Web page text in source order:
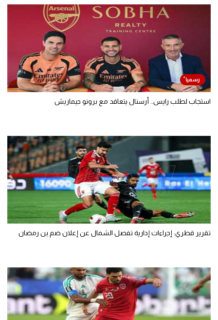
استجاب لطلب رايس.. أرسنال يتعاقد مع برونو جيماريش
تقرير قطري: إجراءات إدارية تفصل الشمال عن إعلان ضم بن رمضان